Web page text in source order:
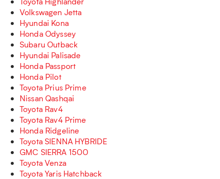
Volkswagen Jetta
Hyundai Kona
Honda Odyssey
Subaru Outback
Hyundai Palisade
Honda Passport
Honda Pilot
Toyota Prius Prime
Nissan Qashqai
Toyota Rav4
Toyota Rav4 Prime
Honda Ridgeline
Toyota SIENNA HYBRIDE
GMC SIERRA 1500
Toyota Venza
Toyota Yaris Hatchback